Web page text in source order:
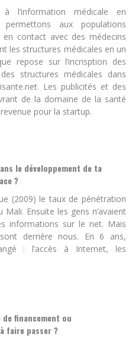
l’information médicale en
permettons aux populations
contact avec des médecins
les structures médicales en un
repose sur l’incrisption des
structures médicales dans
Les publicités et des
de la domaine de la santé
pour la startup.
le développement de ta
?
(2009) le taux de pénétration
Ensuite les gens n’avaient
informations sur le net. Mais
derrière nous. En 6 ans,
: l’accès à Internet, les
financement ou
faire passer ?